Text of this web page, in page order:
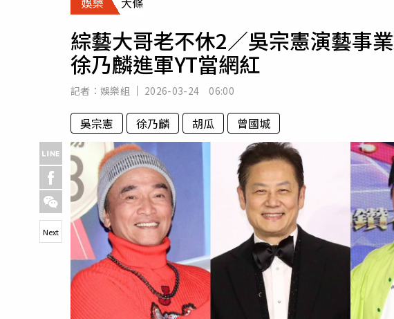
專欄
房產新勢力
綜藝大哥老不休2／吳宗憲演藝事
徐乃麟進軍YT當網紅
記者： 娛樂組 2026-03-24 06:00
吳宗憲 徐乃麟 胡瓜 曾國城
Next